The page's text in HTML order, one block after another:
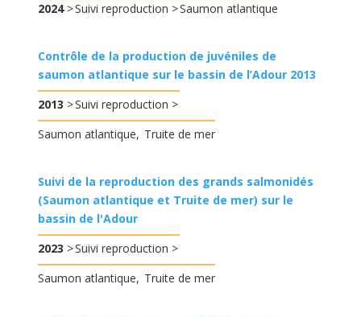
2024
Suivi reproduction Saumon atlantique
Contrôle de la production de juvéniles de
saumon atlantique sur le bassin de l’Adour 2013
2013
Suivi reproduction
Saumon atlantique
Truite de mer
Suivi de la reproduction des grands salmonidés
(Saumon atlantique et Truite de mer) sur le
bassin de l'Adour
2023
Suivi reproduction
Saumon atlantique
Truite de mer